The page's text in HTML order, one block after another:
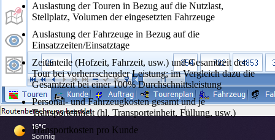
Auslastung der Touren in Bezug auf die Nutzlast,
Stellplatz, Volumen der eingesetzten Fahrzeuge
Auslastung der Fahrzeuge in Bezug auf die
Einsatzzeiten/Einsatztage
Zeitanteile (Hofzeit, Fahrzeit, usw.) und Gesamtzeit der
Tour bei vorherrschender Leistung; im Vergleich dazu die
Gesamtzeit bei einer 100% Durchschnittsleistung
Personal- und Fahrzeugkosten gesamt und je
Transporteinheit (hl, Transporteinheit, Füllung, usw.)
Transportkosten pro Kunde